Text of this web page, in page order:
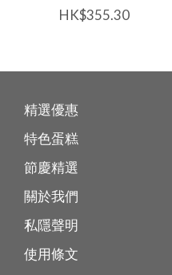
HK$355.30
精選優惠
特色蛋糕
節慶精選
關於我們
私隱聲明
使用條文